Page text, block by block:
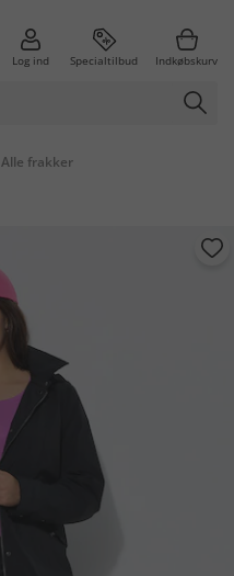
Log ind Specialtilbud Indkøbskurv
Alle frakker